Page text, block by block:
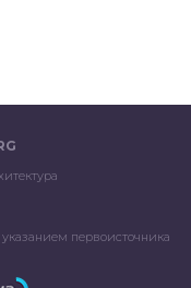
первоисточника